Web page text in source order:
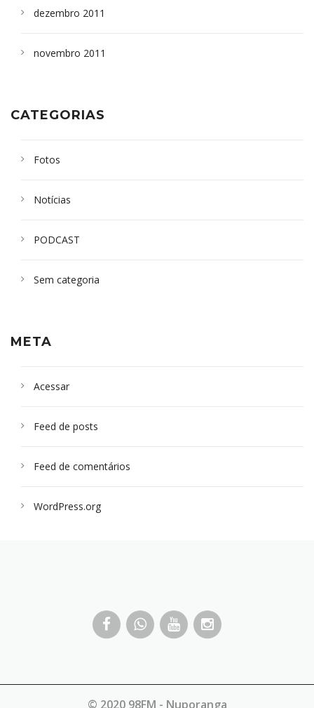
dezembro 2011
novembro 2011
CATEGORIAS
Fotos
Notícias
PODCAST
Sem categoria
META
Acessar
Feed de posts
Feed de comentários
WordPress.org
© 2020 98FM - Nuporanga